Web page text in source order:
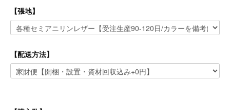
【張地】
【配送方法】